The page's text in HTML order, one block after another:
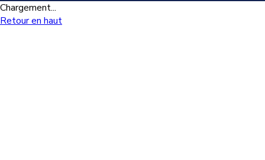
Chargement...
Retour en haut